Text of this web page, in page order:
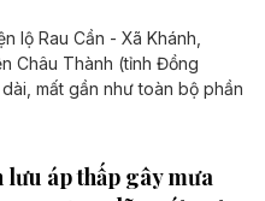
lộ Rau Cần - Xã Khánh,
Châu Thành (tỉnh Đồng
mất gần như toàn bộ phần
lưu áp thấp gây mưa